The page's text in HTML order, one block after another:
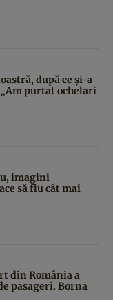
după ce și-a
purtat ochelari
imagini
să fiu cât mai
din România a
pasageri. Borna